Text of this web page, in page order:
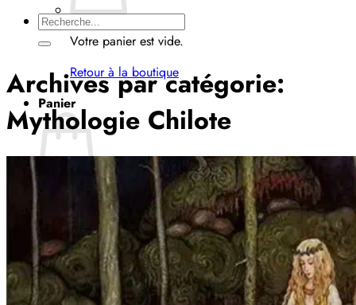
Votre panier est vide.
Retour à la boutique
Panier
Votre panier est vide.
Retour à la boutique
Recherche
pour :
Archives par catégorie:
Mythologie Chilote